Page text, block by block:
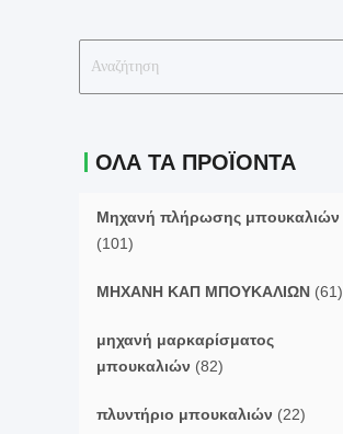
ΌΛΑ ΤΑ ΠΡΟΪΌΝΤΑ
Μηχανή πλήρωσης μπουκαλιών
(101)
ΜΗΧΑΝΗ ΚΑΠ ΜΠΟΥΚΑΛΙΩΝ (61)
μηχανή μαρκαρίσματος
μπουκαλιών (82)
πλυντήριο μπουκαλιών (22)